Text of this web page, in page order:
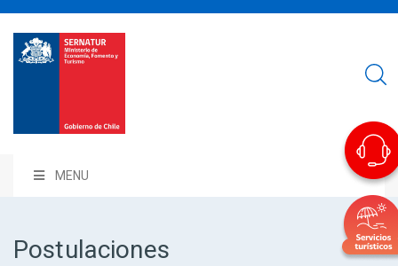
MENU
Postulaciones